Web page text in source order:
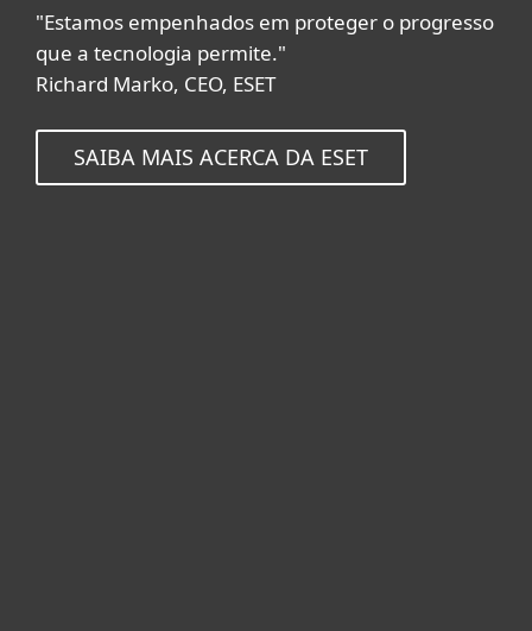
"Estamos empenhados em proteger o progresso
que a tecnologia permite."
Richard Marko, CEO, ESET
SAIBA MAIS ACERCA DA ESET